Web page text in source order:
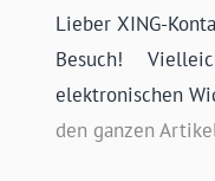
Lieber XING-
Besuch!
elektronischen
den ganzen